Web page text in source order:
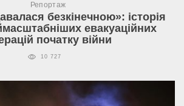
Репортаж
безкінечною»: історія
евакуаційних
початку війни
10 727